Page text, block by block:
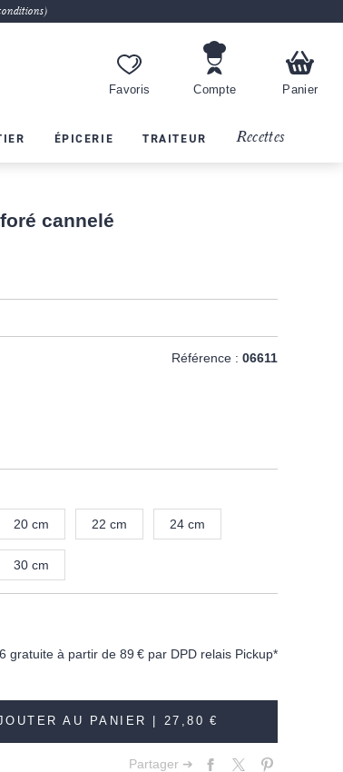
Favoris Compte Panier
ÉPICERIE TRAITEUR Recettes
cannelé
Référence : 06611
20 cm 22 cm 24 cm
30 cm
gratuite à partir de 89 € par DPD relais Pickup*
AU PANIER | 27,80 €
Partager ➔